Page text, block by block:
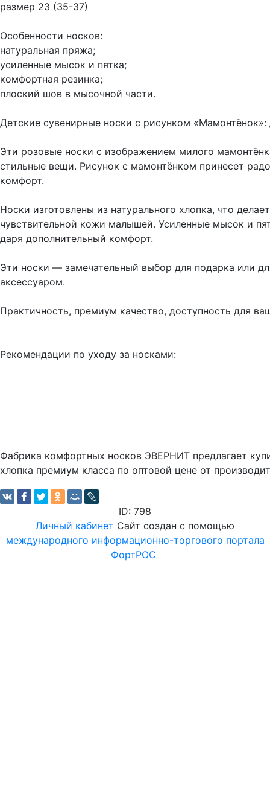
размер 23 (35-37)
Особенности носков:
натуральная пряжа;
усиленные мысок и пятка;
комфортная резинка;
плоский шов в мысочной части.
Детские сувенирные носки с рисунком
Эти розовые носки с изображением милого
стильные вещи. Рисунок с мамонтёнком принесет
комфорт.
Носки изготовлены из натурального хлопка, что
чувствительной кожи малышей. Усиленные мысок и
даря дополнительный комфорт.
Эти носки — замечательный выбор для подарка или
аксессуаром.
Практичность, премиум качество, доступность для
Рекомендации по уходу за носками:
Фабрика комфортных носков ЭВЕРНИТ предлагает
хлопка премиум класса по оптовой цене от
ID: 798
Личный кабинет Сайт создан с помощью
международного информационно-торгового портала
ФортРОС